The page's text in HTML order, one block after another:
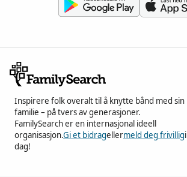
Inspirere folk overalt til å knytte bånd med sin
familie – på tvers av generasjoner.
FamilySearch er en internasjonal ideell
organisasjon.Gi et bidragellermeld deg frivilligi
dag!